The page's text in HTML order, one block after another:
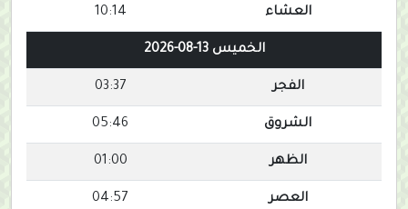
العشاء 10:14
الخميس 13-08-2026
الفجر 03:37
الشروق 05:46
الظهر 01:00
العصر 04:57